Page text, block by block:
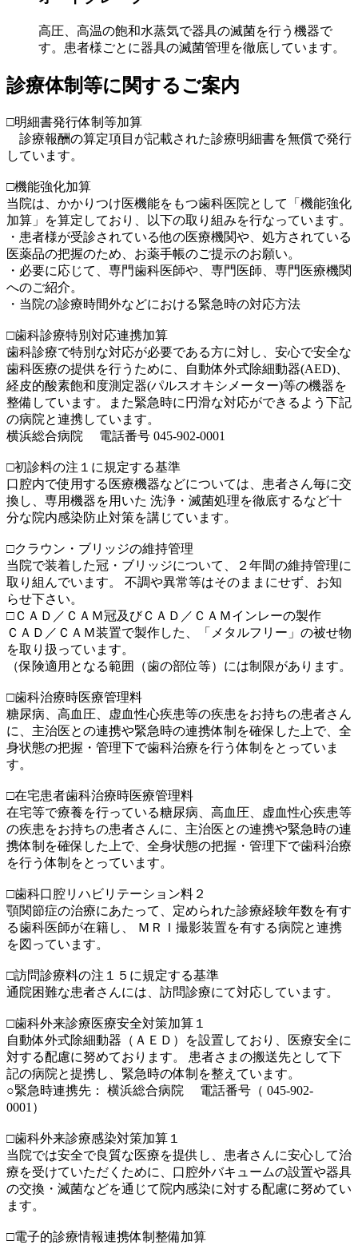
高圧、高温の飽和水蒸気で器具の滅菌を行う機器で
す。患者様ごとに器具の滅菌管理を徹底しています。
診療体制等に関するご案内
□明細書発行体制等加算
診療報酬の算定項目が記載された診療明細書を無償で発行
しています。
□機能強化加算
当院は、かかりつけ医機能をもつ歯科医院として「機能強化
加算」を算定しており、以下の取り組みを行なっています。
・患者様が受診されている他の医療機関や、処方されている
医薬品の把握のため、お薬手帳のご提示のお願い。
・必要に応じて、専門歯科医師や、専門医師、専門医療機関
へのご紹介。
・当院の診療時間外などにおける緊急時の対応方法
□歯科診療特別対応連携加算
歯科診療で特別な対応が必要である方に対し、安心で安全な
歯科医療の提供を行うために、自動体外式除細動器(AED)、
経皮的酸素飽和度測定器(パルスオキシメーター)等の機器を
整備しています。また緊急時に円滑な対応ができるよう下記
の病院と連携しています。
横浜総合病院 電話番号 045-902-0001
□初診料の注１に規定する基準
口腔内で使用する医療機器などについては、患者さん毎に交
換し、専用機器を用いた 洗浄・滅菌処理を徹底するなど十
分な院内感染防止対策を講じています。
□クラウン・ブリッジの維持管理
当院で装着した冠・ブリッジについて、２年間の維持管理に
取り組んでいます。 不調や異常等はそのままにせず、お知
らせ下さい。
□ＣＡＤ／ＣＡＭ冠及びＣＡＤ／ＣＡＭインレーの製作
ＣＡＤ／ＣＡＭ装置で製作した、「メタルフリー」の被せ物
を取り扱っています。
（保険適用となる範囲（歯の部位等）には制限があります。
□歯科治療時医療管理料
糖尿病、高血圧、虚血性心疾患等の疾患をお持ちの患者さん
に、主治医との連携や緊急時の連携体制を確保した上で、全
身状態の把握・管理下で歯科治療を行う体制をとっていま
す。
□在宅患者歯科治療時医療管理料
在宅等で療養を行っている糖尿病、高血圧、虚血性心疾患等
の疾患をお持ちの患者さんに、主治医との連携や緊急時の連
携体制を確保した上で、全身状態の把握・管理下で歯科治療
を行う体制をとっています。
□歯科口腔リハビリテーション料２
顎関節症の治療にあたって、定められた診療経験年数を有す
る歯科医師が在籍し、 ＭＲＩ撮影装置を有する病院と連携
を図っています。
□訪問診療料の注１５に規定する基準
通院困難な患者さんには、訪問診療にて対応しています。
□歯科外来診療医療安全対策加算１
自動体外式除細動器（ＡＥＤ）を設置しており、医療安全に
対する配慮に努めております。 患者さまの搬送先として下
記の病院と提携し、緊急時の体制を整えています。
○緊急時連携先： 横浜総合病院 電話番号（ 045-902-
0001）
□歯科外来診療感染対策加算１
当院では安全で良質な医療を提供し、患者さんに安心して治
療を受けていただくために、口腔外バキュームの設置や器具
の交換・滅菌などを通じて院内感染に対する配慮に努めてい
ます。
□電子的診療情報連携体制整備加算